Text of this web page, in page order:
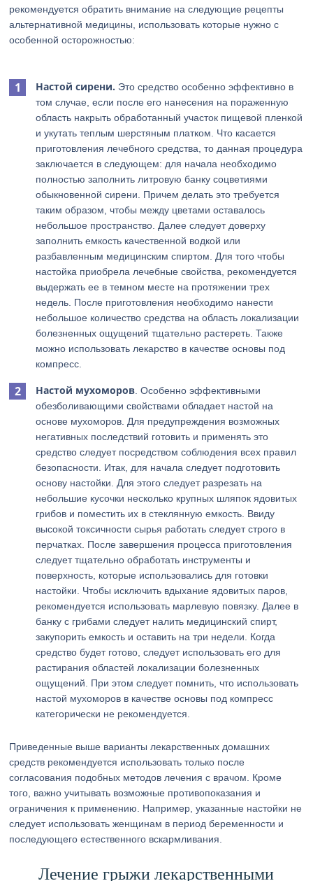
рекомендуется обратить внимание на следующие рецепты
альтернативной медицины, использовать которые нужно с
особенной осторожностью:
Настой сирени. Это средство особенно эффективно в
том случае, если после его нанесения на пораженную
область накрыть обработанный участок пищевой пленкой
и укутать теплым шерстяным платком. Что касается
приготовления лечебного средства, то данная процедура
заключается в следующем: для начала необходимо
полностью заполнить литровую банку соцветиями
обыкновенной сирени. Причем делать это требуется
таким образом, чтобы между цветами оставалось
небольшое пространство. Далее следует доверху
заполнить емкость качественной водкой или
разбавленным медицинским спиртом. Для того чтобы
настойка приобрела лечебные свойства, рекомендуется
выдержать ее в темном месте на протяжении трех
недель. После приготовления необходимо нанести
небольшое количество средства на область локализации
болезненных ощущений тщательно растереть. Также
можно использовать лекарство в качестве основы под
компресс.
Настой мухоморов . Особенно эффективными
обезболивающими свойствами обладает настой на
основе мухоморов. Для предупреждения возможных
негативных последствий готовить и применять это
средство следует посредством соблюдения всех правил
безопасности. Итак, для начала следует подготовить
основу настойки. Для этого следует разрезать на
небольшие кусочки несколько крупных шляпок ядовитых
грибов и поместить их в стеклянную емкость. Ввиду
высокой токсичности сырья работать следует строго в
перчатках. После завершения процесса приготовления
следует тщательно обработать инструменты и
поверхность, которые использовались для готовки
настойки. Чтобы исключить вдыхание ядовитых паров,
рекомендуется использовать марлевую повязку. Далее в
банку с грибами следует налить медицинский спирт,
закупорить емкость и оставить на три недели. Когда
средство будет готово, следует использовать его для
растирания областей локализации болезненных
ощущений. При этом следует помнить, что использовать
настой мухоморов в качестве основы под компресс
категорически не рекомендуется.
Приведенные выше варианты лекарственных домашних
средств рекомендуется использовать только после
согласования подобных методов лечения с врачом. Кроме
того, важно учитывать возможные противопоказания и
ограничения к применению. Например, указанные настойки не
следует использовать женщинам в период беременности и
последующего естественного вскармливания.
Лечение грыжи лекарственными